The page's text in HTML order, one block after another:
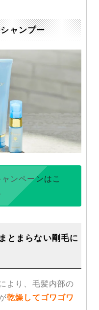
ャンプー
ンペーンはこ
とまらない剛毛に
より、毛髪内部の
乾燥してゴワゴワ